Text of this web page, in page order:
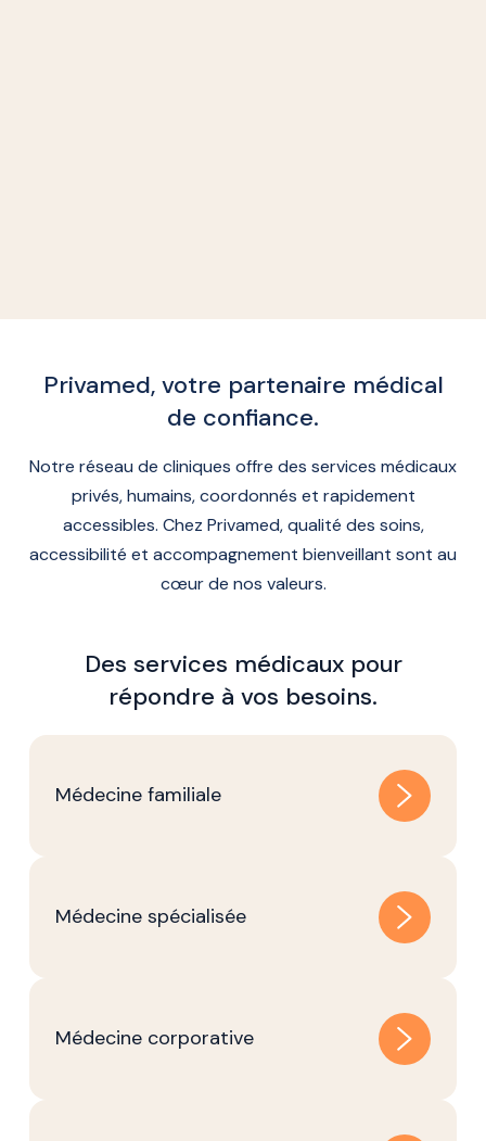
Privamed, votre partenaire médical
de confiance.
Notre réseau de cliniques offre des services médicaux
privés, humains, coordonnés et rapidement
accessibles. Chez Privamed, qualité des soins,
accessibilité et accompagnement bienveillant sont au
cœur de nos valeurs.
Des services médicaux pour
répondre à vos besoins.
Médecine familiale
Médecine spécialisée
Médecine corporative